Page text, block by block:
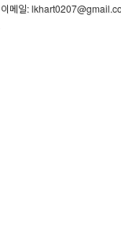
이메일: